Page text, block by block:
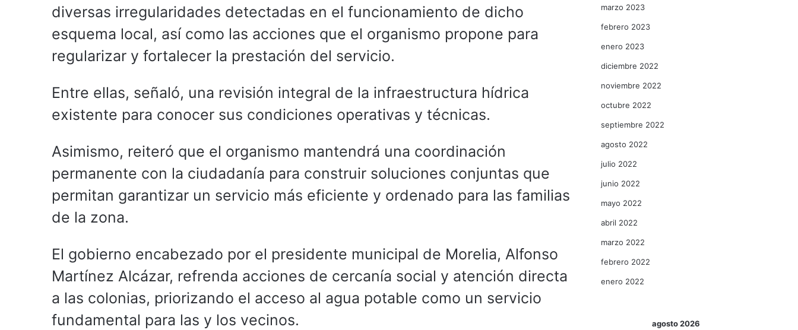
diversas irregularidades detectadas en el funcionamiento de dicho
esquema local, así como las acciones que el organismo propone para
regularizar y fortalecer la prestación del servicio.
Entre ellas, señaló, una revisión integral de la infraestructura hídrica
existente para conocer sus condiciones operativas y técnicas.
Asimismo, reiteró que el organismo mantendrá una coordinación
permanente con la ciudadanía para construir soluciones conjuntas que
permitan garantizar un servicio más eficiente y ordenado para las familias
de la zona.
El gobierno encabezado por el presidente municipal de Morelia, Alfonso
Martínez Alcázar, refrenda acciones de cercanía social y atención directa
a las colonias, priorizando el acceso al agua potable como un servicio
fundamental para las y los vecinos.
marzo 2023
febrero 2023
enero 2023
diciembre 2022
noviembre 2022
octubre 2022
septiembre 2022
agosto 2022
julio 2022
junio 2022
mayo 2022
abril 2022
marzo 2022
febrero 2022
enero 2022
agosto 2026